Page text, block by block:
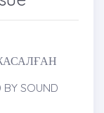
BY SOUND